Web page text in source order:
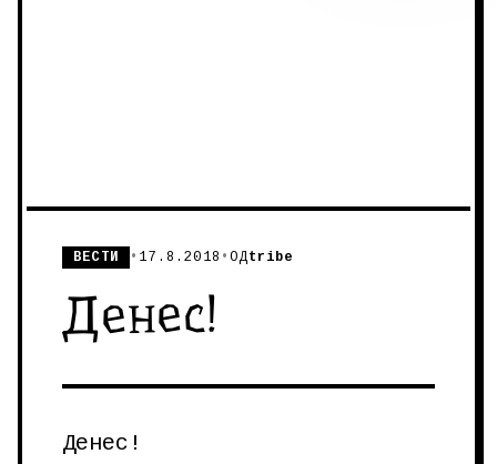
ВЕСТИ • 17.8.2018 •ОДtribe
Денес!
Денес!